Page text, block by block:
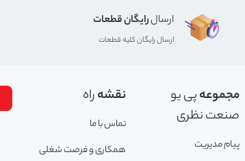
ارسالرایگان قطعات
ارسال رایگان کلیه قطعات
مجموعهپی یو
صنعت نظری
پیام مدیریت
نقشهراه
تماس با ما
همکاری و فرصت شغلی